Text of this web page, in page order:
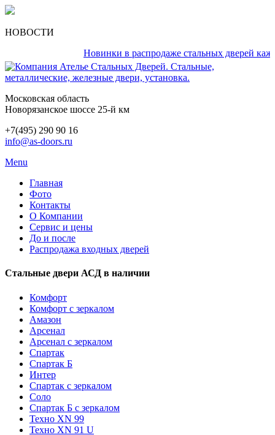
НОВОСТИ
Новинки в распродаже стальных дверей каждый
Московская область
Новорязанское шоссе 25-й км
+7(495) 290 90 16
info@as-doors.ru
Menu
Главная
Фото
Контакты
О Компании
Сервис и цены
До и после
Распродажа входных дверей
Стальные двери АСД в наличии
Комфорт
Комфорт с зеркалом
Амазон
Арсенал
Арсенал с зеркалом
Спартак
Спартак Б
Интер
Спартак с зеркалом
Соло
Спартак Б с зеркалом
Техно XN 99
Техно XN 91 U